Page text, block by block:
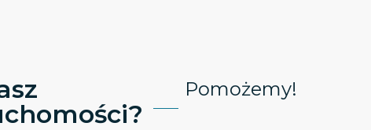
Pomożemy!